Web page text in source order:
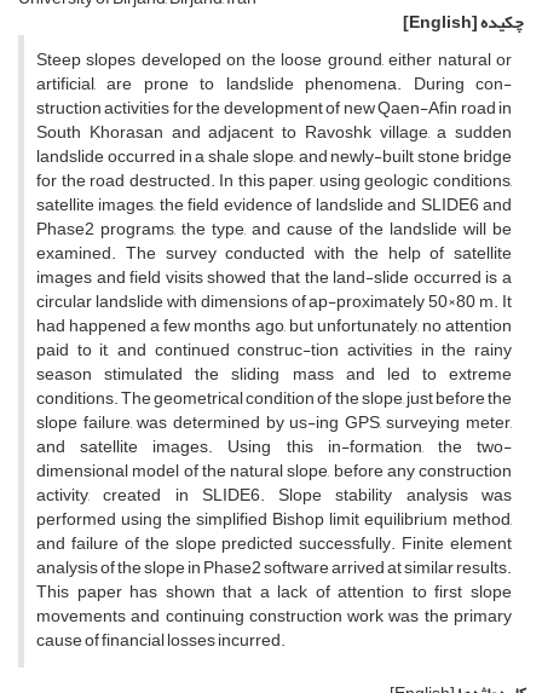
چکیده[English]
Steep slopes developed on the loose ground, either natural or
artificial, are prone to landslide phenomena. During con-
struction activities for the development of new Qaen-Afin road in
South Khorasan and adjacent to Ravoshk village, a sudden
landslide occurred in a shale slope, and newly-built stone bridge
for the road destructed. In this paper, using geologic conditions,
satellite images, the field evidence of landslide and SLIDE6 and
Phase2 programs, the type, and cause of the landslide will be
examined. The survey conducted with the help of satellite
images and field visits showed that the land-slide occurred is a
circular landslide with dimensions of ap-proximately 50×80 m. It
had happened a few months ago, but unfortunately, no attention
paid to it, and continued construc-tion activities in the rainy
season stimulated the sliding mass and led to extreme
conditions. The geometrical condition of the slope, just before the
slope failure, was determined by us-ing GPS, surveying meter,
and satellite images. Using this in-formation, the two-
dimensional model of the natural slope, before any construction
activity, created in SLIDE6. Slope stability analysis was
performed using the simplified Bishop limit equilibrium method,
and failure of the slope predicted successfully. Finite element
analysis of the slope in Phase2 software arrived at similar results.
This paper has shown that a lack of attention to first slope
movements and continuing construction work was the primary
cause of financial losses incurred.